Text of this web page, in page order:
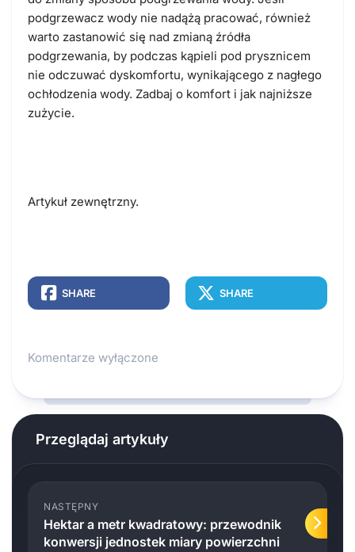
podgrzewacz wody nie nadążą pracować, również
warto zastanowić się nad zmianą źródła
podgrzewania, by podczas kąpieli pod prysznicem
nie odczuwać dyskomfortu, wynikającego z nagłego
ochłodzenia wody. Zadbaj o komfort i jak najniższe
zużycie.
Artykuł zewnętrzny.
SHARE SHARE
Komentarze wyłączone
Przeglądaj artykuły
NASTĘPNY
Hektar a metr kwadratowy: przewodnik
konwersji jednostek miary powierzchni